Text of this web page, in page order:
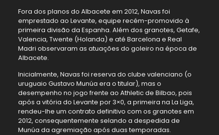
Fora dos planos do Albacete em 2012, Navas foi
emprestado ao Levante, equipe recém-promovido à
primeira divisão da Espanha. Além dos granotes, Getafe,
Valencia, Twente (Holanda) e até Barcelona e Real
Madri observaram as atuações do goleiro na época de
Albacete.
Inicialmente, Navas foi reserva do clube valenciano (o
uruguaio Gustavo Munúa era o titular), mas o
desempenho no jogo frente ao Athletic de Bilbao, pois
após a vitória do Levante por 3×0, a primeira na La Liga,
rendeu-lhe um contrato definitivo com os granotes em
2012, consequentemente selando a despedida de
Munúa da agremiação após duas temporadas.